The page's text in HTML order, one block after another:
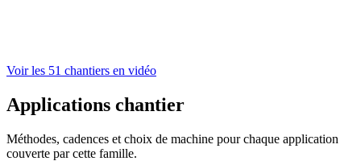
Voir les 51 chantiers en vidéo
Applications chantier
Méthodes, cadences et choix de machine pour chaque application
couverte par cette famille.